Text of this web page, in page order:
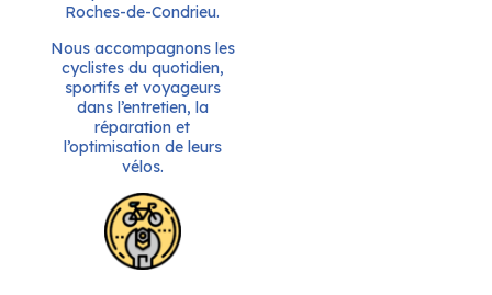
Roches-de-Condrieu.
Nous accompagnons les
cyclistes du quotidien,
sportifs et voyageurs
dans l’entretien, la
réparation et
l’optimisation de leurs
vélos.